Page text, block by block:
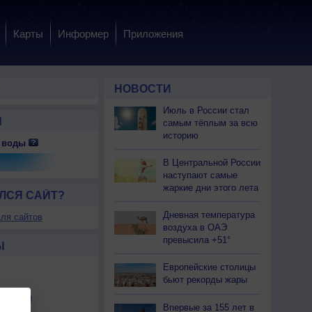
Карты Информер Приложения
0.0
8 сб
С-З
+31
+36
День
+33
+37
С
День
0.0
+37
Вечер
0.1
+32
С
Вечер
+30
воды
САЙТ?
сайтов
НОВОСТИ
Июль в России стал
самым тёплым за всю
историю
В Центральной России
наступают самые
жаркие дни этого лета
Дневная температура
воздуха в ОАЭ
превысила +51°
Европейские столицы
бьют рекорды жары
Впервые за 155 лет в